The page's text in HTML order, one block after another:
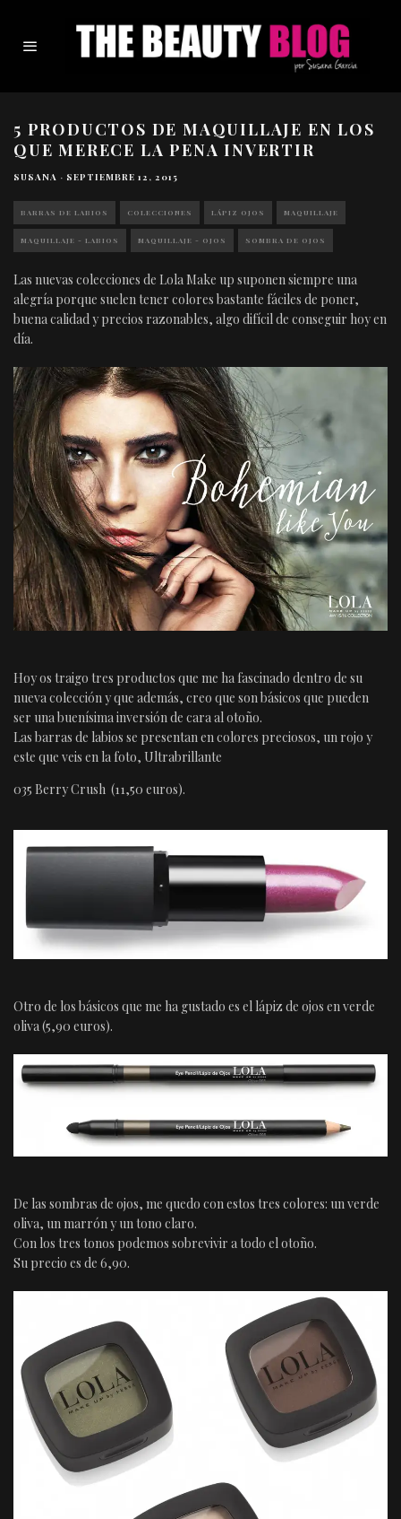
5 PRODUCTOS DE MAQUILLAJE EN LOS
QUE MERECE LA PENA INVERTIR
SUSANA · SEPTIEMBRE 12, 2015
BARRAS DE LABIOS COLECCIONES LÁPIZ OJOS MAQUILLAJE
MAQUILLAJE - LABIOS MAQUILLAJE - OJOS SOMBRA DE OJOS
Las nuevas colecciones de Lola Make up suponen siempre una
alegría porque suelen tener colores bastante fáciles de poner,
buena calidad y precios razonables, algo difícil de conseguir hoy en
día.
Hoy os traigo tres productos que me ha fascinado dentro de su
nueva colección y que además, creo que son básicos que pueden
ser una buenísima inversión de cara al otoño.
Las barras de labios se presentan en colores preciosos, un rojo y
este que veis en la foto, Ultrabrillante
035 Berry Crush (11,50 euros).
Otro de los básicos que me ha gustado es el lápiz de ojos en verde
oliva (5,90 euros).
De las sombras de ojos, me quedo con estos tres colores: un verde
oliva, un marrón y un tono claro.
Con los tres tonos podemos sobrevivir a todo el otoño.
Su precio es de 6,90.